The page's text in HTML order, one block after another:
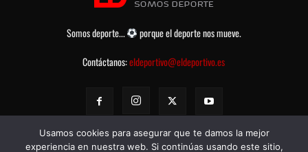
Somos deporte...
porque el deporte nos mueve.
Contáctanos:eldeportivo@eldeportivo.es
Usamos cookies para asegurar que te damos la mejor
experiencia en nuestra web. Si continúas usando este sitio,